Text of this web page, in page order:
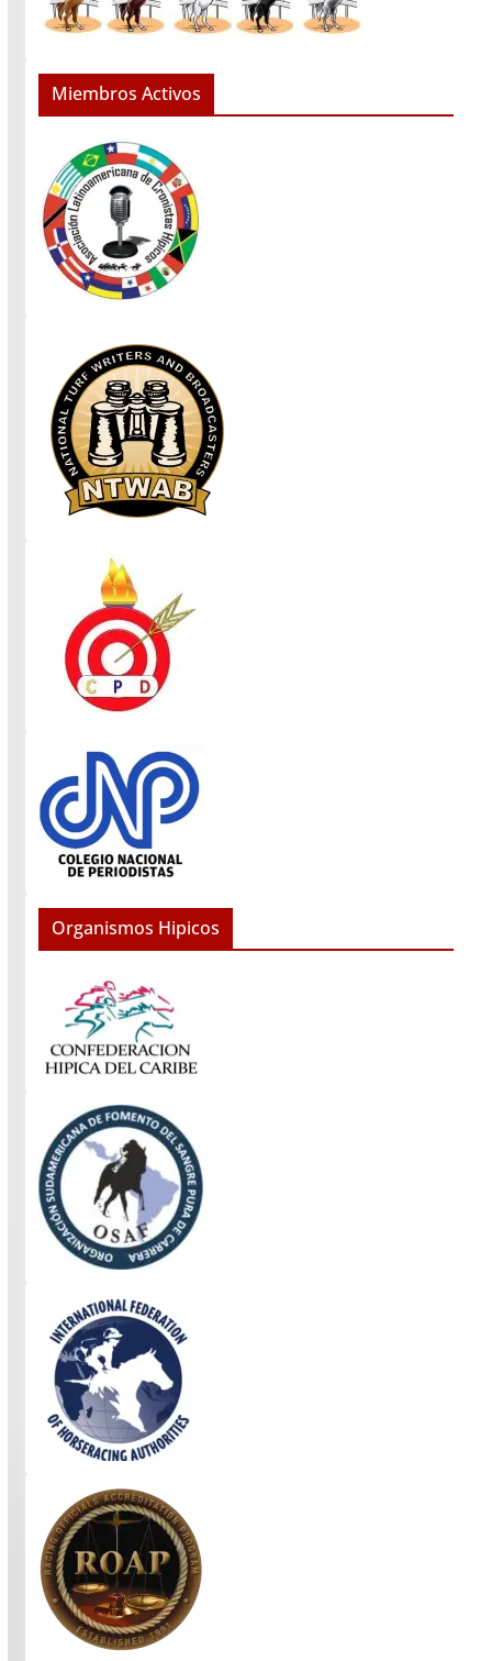
Miembros Activos
Organismos Hipicos